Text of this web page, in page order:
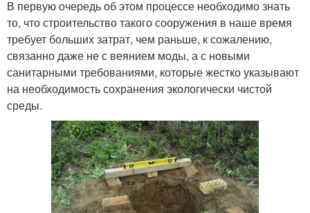
В первую очередь об этом процессе необходимо знать
то, что строительство такого сооружения в наше время
требует больших затрат, чем раньше, к сожалению,
связанно даже не с веянием моды, а с новыми
санитарными требованиями, которые жестко указывают
на необходимость сохранения экологически чистой
среды.